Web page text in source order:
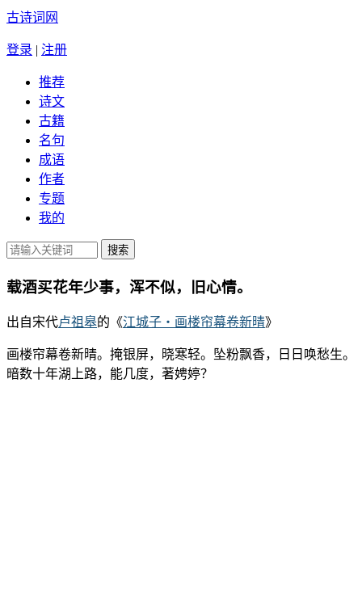
古诗词网
登录 | 注册
推荐
诗文
古籍
名句
成语
作者
专题
我的
载酒买花年少事，浑不似，旧心情。
出自宋代卢祖皋的《江城子・画楼帘幕卷新晴》
画楼帘幕卷新晴。掩银屏，晓寒轻。坠粉飘香，日日唤愁生。
暗数十年湖上路，能几度，著娉婷？